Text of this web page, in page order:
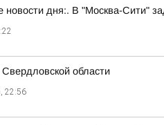
новости дня:. В "Москва-Сити"
Свердловской области
22:56